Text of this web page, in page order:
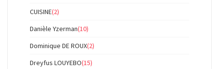
CUISINE(2)
Danièle Yzerman(10)
Dominique DE ROUX(2)
Dreyfus LOUYEBO(15)